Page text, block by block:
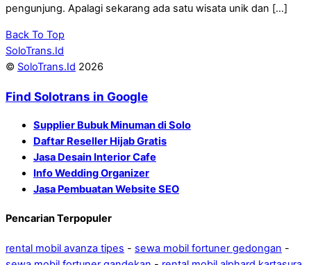
pengunjung. Apalagi sekarang ada satu wisata unik dan […]
Back To Top
SoloTrans.Id
© SoloTrans.Id 2026
Find Solotrans in Google
Supplier Bubuk Minuman di Solo
Daftar Reseller Hijab Gratis
Jasa Desain Interior Cafe
Info Wedding Organizer
Jasa Pembuatan Website SEO
Pencarian Terpopuler
rental mobil avanza tipes - sewa mobil fortuner gedongan -